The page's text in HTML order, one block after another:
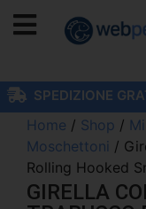
SPEDIZIONE
Home / Shop /
Moschettoni /
Rolling Hooked
GIRELLA